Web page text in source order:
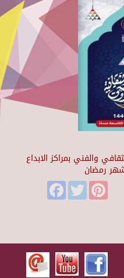
والفني بمراكز الابداع
رمضان
FacebookTwitter